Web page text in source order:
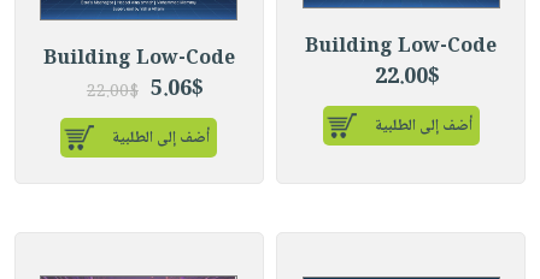
Building Low-Code
22.00$
أضف إلى الطلبية
Building Low-Code
5.06$
22.00$
أضف إلى الطلبية